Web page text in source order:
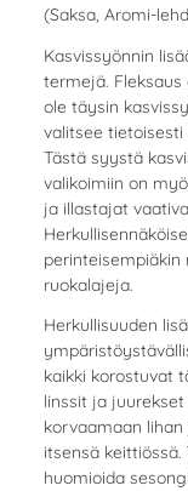
(Saksa, Aromi-
Kasvissyönnin
termejä.
ole täysin
valitsee tietoisesti
Tästä syystä
valikoimiin on
ja illastajat
ruokalajeja.
Herkullisuuden
kaikki korostuvat
linssit ja
korvaamaan
itsensä
huomioida